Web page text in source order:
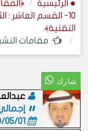
● الرئيسية
10- القسم العاشر :
التقنية﴾.
مقامات
1430/05/01